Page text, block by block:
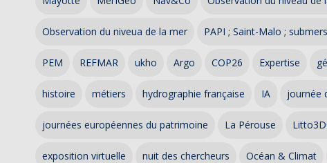
Observation du niveua de la mer PAPI ; Saint-Malo ;
PEM REFMAR ukho Argo COP26 Expertise
histoire métiers hydrographie française IA journée
journées européennes du patrimoine La Pérouse
exposition virtuelle nuit des chercheurs Océan & Climat